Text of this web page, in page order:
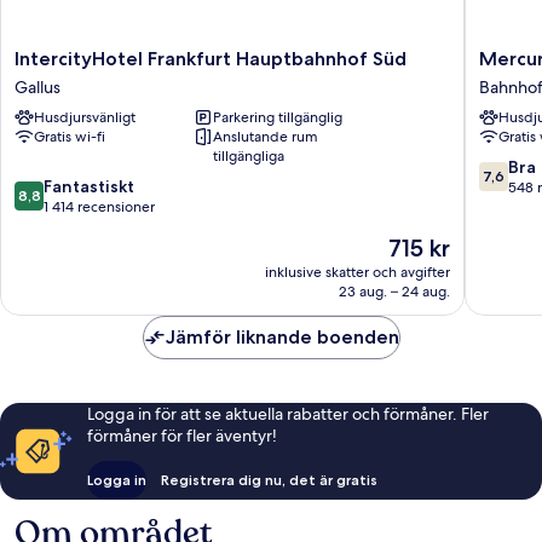
IntercityHotel
Frankfurt
Hauptbahnhof
Süd
Gallus
IntercityHotel Frankfurt Hauptbahnhof Süd
Gallus
Husdjursvänligt
Parkering tillgänglig
Gratis wi-fi
Anslutande rum
tillgängliga
8.8
av
8,8 Fantastiskt
1 414 recensioner
Priset
är
715 kr
715 kr
inklusive skatter och avgifter
23 aug. – 24 aug.
Mercure
Hotel
City
Messe
7.6
av
7,6 Bra
548
Jämför liknande boenden
Logga in för att se aktuella rabatter och förmåner. Fler
förmåner för fler äventyr!
Logga in Registrera dig nu, det är gratis